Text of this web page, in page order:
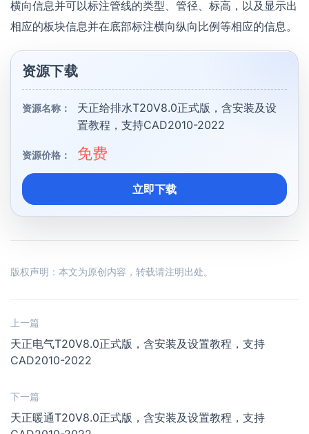
横向信息并可以标注管线的类型、管径、标高，以及显示出
相应的板块信息并在底部标注横向纵向比例等相应的信息。
资源下载
资源名称：
天正给排水T20V8.0正式版，含安装及设
置教程，支持CAD2010-2022
资源价格： 免费
立即下载
版权声明：本文为原创内容，转载请注明出处。
上一篇
天正电气T20V8.0正式版，含安装及设置教程，支持
CAD2010-2022
下一篇
天正暖通T20V8.0正式版，含安装及设置教程，支持